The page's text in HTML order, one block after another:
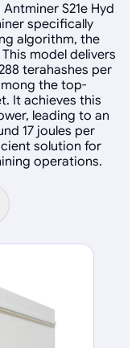
S21e Hyd
specifically
algorithm, the
model delivers
terahashes per
the top-
It achieves this
leading to an
17 joules per
solution for
operations.